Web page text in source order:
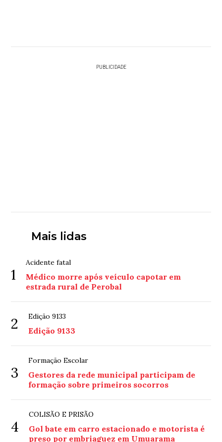
PUBLICIDADE
Mais lidas
1
Acidente fatal
Médico morre após veículo capotar em
estrada rural de Perobal
2 Edição 9133
Edição 9133
3
Formação Escolar
Gestores da rede municipal participam de
formação sobre primeiros socorros
4
COLISÃO E PRISÃO
Gol bate em carro estacionado e motorista é
preso por embriaguez em Umuarama